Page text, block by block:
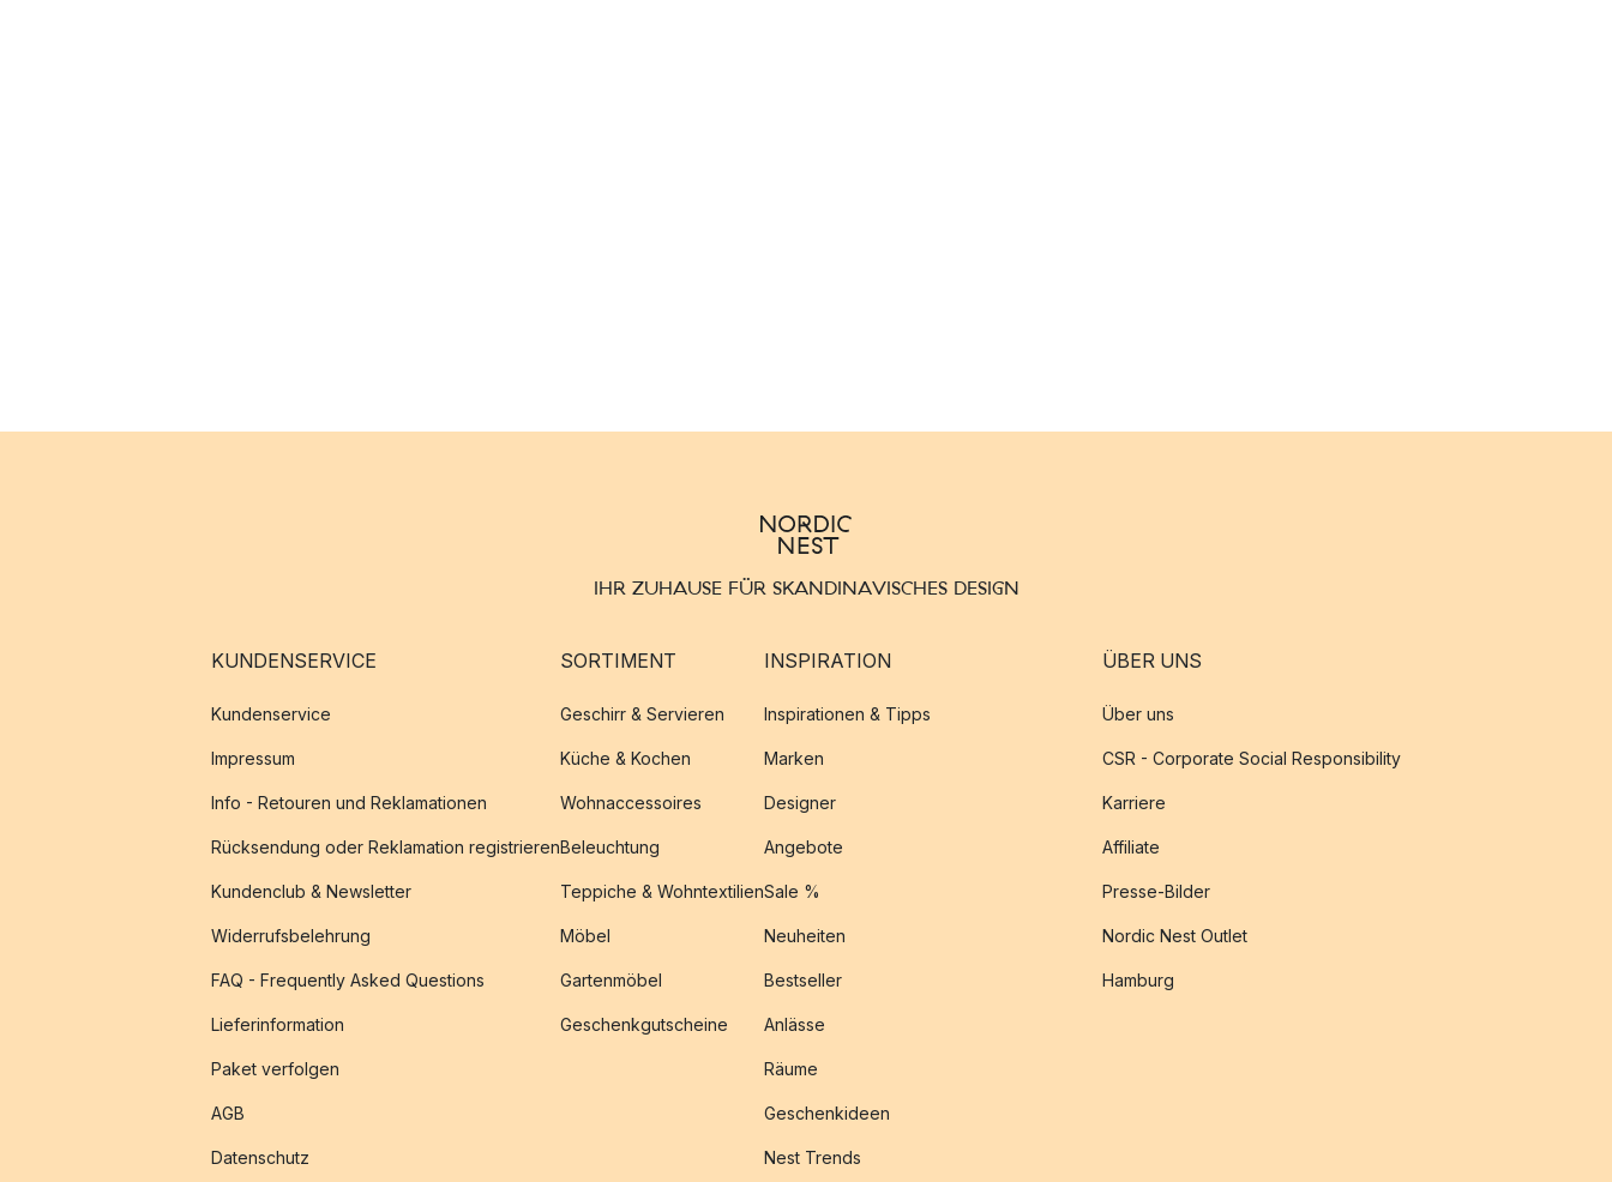
IHR ZUHAUSE FÜR SKANDINAVISCHES DESIGN
KUNDENSERVICE
Kundenservice
Impressum
Info - Retouren und Reklamationen
Rücksendung oder Reklamation registrieren
Kundenclub & Newsletter
Widerrufsbelehrung
FAQ - Frequently Asked Questions
Lieferinformation
Paket verfolgen
AGB
Datenschutz
SORTIMENT
Geschirr & Servieren
Küche & Kochen
Wohnaccessoires
Beleuchtung
Teppiche & Wohntextilien
Möbel
Gartenmöbel
Geschenkgutscheine
INSPIRATION
Inspirationen & Tipps
Marken
Designer
Angebote
Sale %
Neuheiten
Bestseller
Anlässe
Räume
Geschenkideen
Nest Trends
ÜBER UNS
Über uns
CSR - Corporate Social Responsibility
Karriere
Affiliate
Presse-Bilder
Nordic Nest Outlet
Hamburg